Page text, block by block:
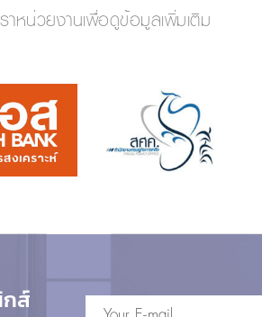
หน่วยงานเพื่อดูข้อมูลเพิ่มเติม
ส์